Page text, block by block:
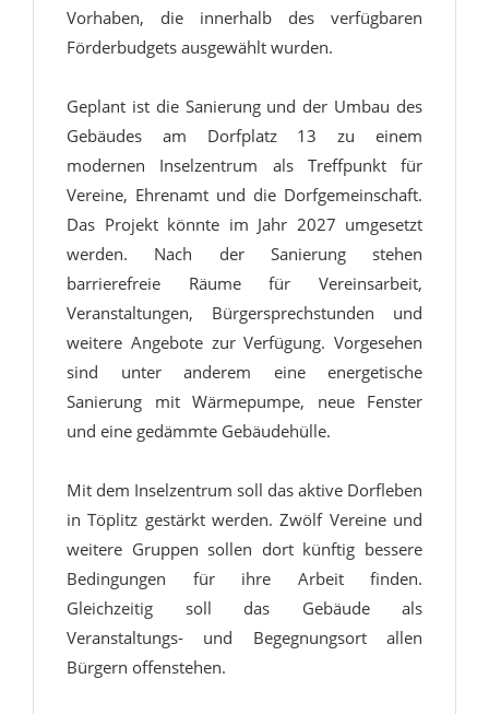
Vorhaben, die innerhalb des verfügbaren
Förderbudgets ausgewählt wurden.
Geplant ist die Sanierung und der Umbau des
Gebäudes am Dorfplatz 13 zu einem
modernen Inselzentrum als Treffpunkt für
Vereine, Ehrenamt und die Dorfgemeinschaft.
Das Projekt könnte im Jahr 2027 umgesetzt
werden. Nach der Sanierung stehen
barrierefreie Räume für Vereinsarbeit,
Veranstaltungen, Bürgersprechstunden und
weitere Angebote zur Verfügung. Vorgesehen
sind unter anderem eine energetische
Sanierung mit Wärmepumpe, neue Fenster
und eine gedämmte Gebäudehülle.
Mit dem Inselzentrum soll das aktive Dorfleben
in Töplitz gestärkt werden. Zwölf Vereine und
weitere Gruppen sollen dort künftig bessere
Bedingungen für ihre Arbeit finden.
Gleichzeitig soll das Gebäude als
Veranstaltungs- und Begegnungsort allen
Bürgern offenstehen.